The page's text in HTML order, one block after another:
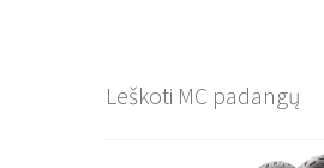
Leškoti MC padangų